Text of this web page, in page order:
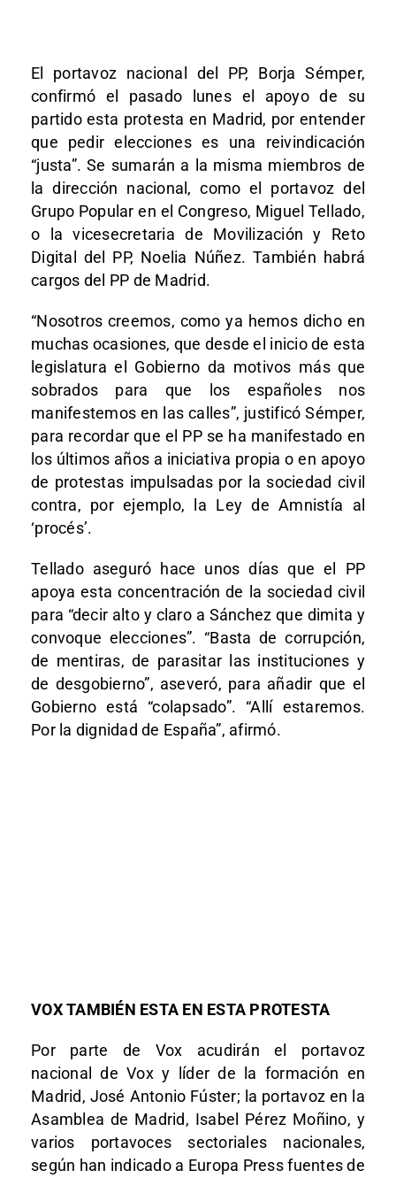
El portavoz nacional del PP, Borja Sémper,
confirmó el pasado lunes el apoyo de su
partido esta protesta en Madrid, por entender
que pedir elecciones es una reivindicación
“justa”. Se sumarán a la misma miembros de
la dirección nacional, como el portavoz del
Grupo Popular en el Congreso, Miguel Tellado,
o la vicesecretaria de Movilización y Reto
Digital del PP, Noelia Núñez. También habrá
cargos del PP de Madrid.
“Nosotros creemos, como ya hemos dicho en
muchas ocasiones, que desde el inicio de esta
legislatura el Gobierno da motivos más que
sobrados para que los españoles nos
manifestemos en las calles”, justificó Sémper,
para recordar que el PP se ha manifestado en
los últimos años a iniciativa propia o en apoyo
de protestas impulsadas por la sociedad civil
contra, por ejemplo, la Ley de Amnistía al
‘procés’.
Tellado aseguró hace unos días que el PP
apoya esta concentración de la sociedad civil
para “decir alto y claro a Sánchez que dimita y
convoque elecciones”. “Basta de corrupción,
de mentiras, de parasitar las instituciones y
de desgobierno”, aseveró, para añadir que el
Gobierno está “colapsado”. “Allí estaremos.
Por la dignidad de España”, afirmó.
VOX TAMBIÉN ESTA EN ESTA PROTESTA
Por parte de Vox acudirán el portavoz
nacional de Vox y líder de la formación en
Madrid, José Antonio Fúster; la portavoz en la
Asamblea de Madrid, Isabel Pérez Moñino, y
varios portavoces sectoriales nacionales,
según han indicado a Europa Press fuentes de